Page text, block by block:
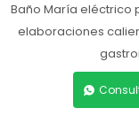
Baño María eléctrico
elaboraciones